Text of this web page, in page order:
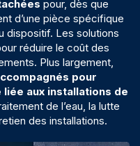
pour, dès que
d’une pièce spécifique
dispositif. Les solutions
réduire le coût des
Plus largement,
pour
aux installations de
de l’eau, la lutte
des installations.